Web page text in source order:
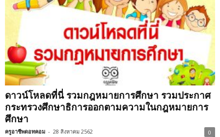
ดาวน์โหลดที่นี่ รวมกฎหมายการศึกษา รวมประกาศ
กระทรวงศึกษาธิการออกตามความในกฎหมายการ
ศึกษา
ครูอาชีพดอทคอม - 28 สิงหาคม 2562 0